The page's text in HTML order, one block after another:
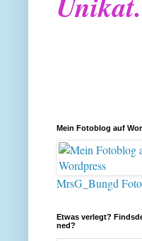
Mein Fotoblog auf
MrsG_Bungd
Etwas verlegt?
ned?